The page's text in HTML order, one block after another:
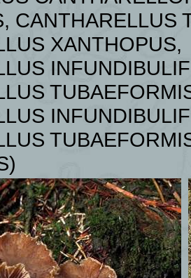
CANTHARELLUS
XANTHOPUS,